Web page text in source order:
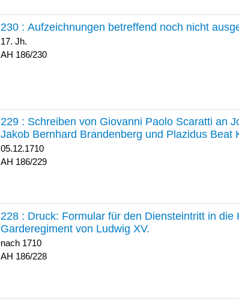
230 : Aufzeichnungen betreffend noch nicht
17. Jh.
186/230
229 : Schreiben von Giovanni Paolo Scaratti an
Jakob Bernhard Brandenberg und Plazidus Beat
05.12.1710
186/229
228 : Druck: Formular für den Diensteintritt in
Garderegiment von Ludwig XV.
nach 1710
186/228